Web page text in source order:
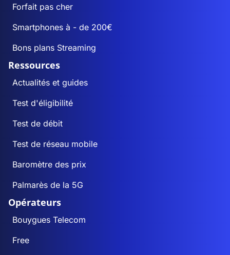
Forfait pas cher
Smartphones à - de 200€
Bons plans Streaming
Ressources
Actualités et guides
Test d'éligibilité
Test de débit
Test de réseau mobile
Baromètre des prix
Palmarès de la 5G
Opérateurs
Bouygues Telecom
Free